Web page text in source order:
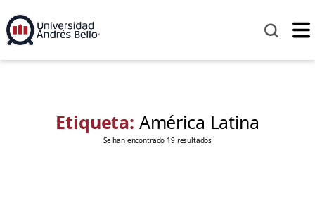
Etiqueta: América Latina
Se han encontrado 19 resultados